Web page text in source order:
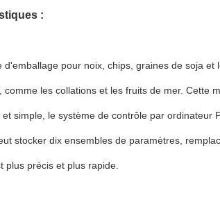
:
d'emballage pour noix, chips, graines de soja
comme les collations et les fruits de mer. Cette
et simple, le système de contrôle par
stocker dix ensembles de paramètres,
plus précis et plus rapide.